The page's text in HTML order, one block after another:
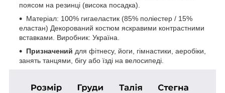
поясом на резинці (висока посадка).
Матеріал: 100% гигаеластик (85% поліестер / 15%
еластан) Декорований костюм яскравими контрастними
вставками. Виробник: Україна.
Призначений для фітнесу, йоги, гімнастики, аеробіки,
занять танцями, бігу або їзді на велосипеді.